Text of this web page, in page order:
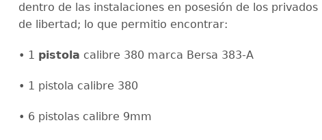
dentro de las instalaciones en posesión de los privados
de libertad; lo que permitio encontrar:
• ⁠1 pistola calibre 380 marca Bersa 383-A
• 1 pistola calibre 380
• 6 pistolas calibre 9mm